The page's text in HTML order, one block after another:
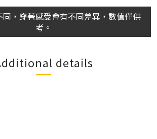
，穿著感受會有不同差異，數值僅供
考。
details